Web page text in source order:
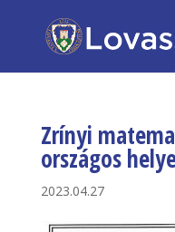
Zrínyi
országos
2023.04.27